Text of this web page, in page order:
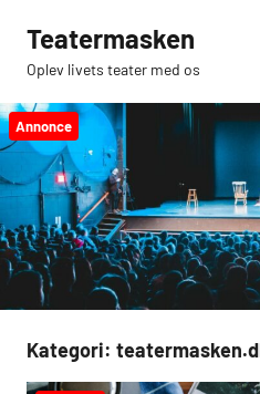
indhold
Teatermasken
Oplev livets teater med os
Annonce
Kategori: